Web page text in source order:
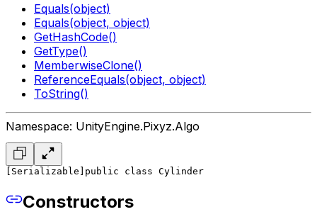
Equals(object)
Equals(object, object)
GetHashCode()
GetType()
MemberwiseClone()
ReferenceEquals(object, object)
ToString()
Namespace: UnityEngine.Pixyz.Algo
[Serializable] public class Cylinder
Constructors